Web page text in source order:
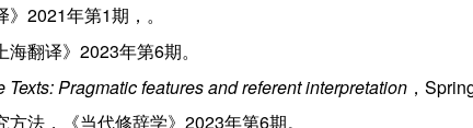
2021年第1期，。
翻译》2023年第6期。
Pragmatic features and referent interpretation ，
法，《当代修辞学》2023年第6期。